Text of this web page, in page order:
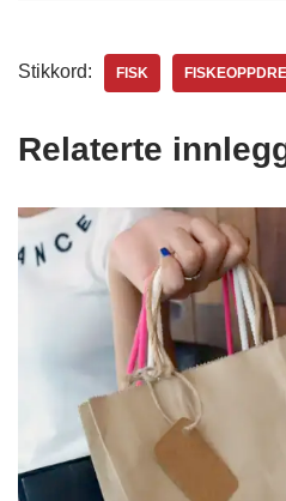
Stikkord: FISK
Relaterte